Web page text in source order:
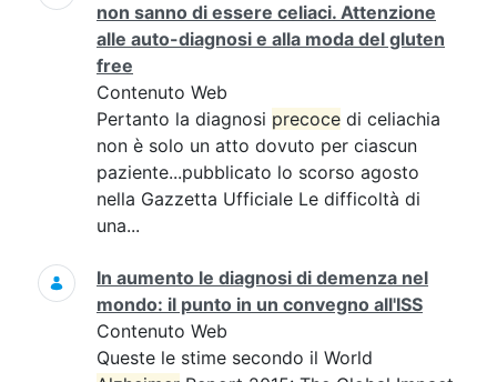
non sanno di essere celiaci. Attenzione
alle auto-diagnosi e alla moda del gluten
free
Contenuto Web
Pertanto la diagnosi precoce di celiachia
non è solo un atto dovuto per ciascun
paziente...pubblicato lo scorso agosto
nella Gazzetta Ufficiale Le difficoltà di
una...
In aumento le diagnosi di demenza nel
mondo: il punto in un convegno all'ISS
Contenuto Web
Queste le stime secondo il World